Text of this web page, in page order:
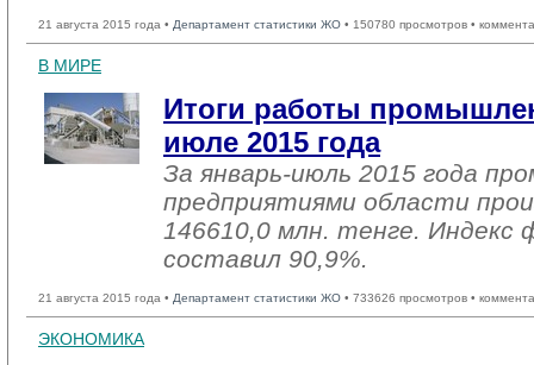
21 августа 2015 года • Департамент статистики ЖО • 150780 просмотров •
В МИРЕ
Итоги работы
июле 2015 года
За январь-июль 2015 года
предприятиями области
146610,0 млн. тенге. Индекс
составил 90,9%.
21 августа 2015 года • Департамент статистики ЖО • 733626 просмотров •
ЭКОНОМИКА